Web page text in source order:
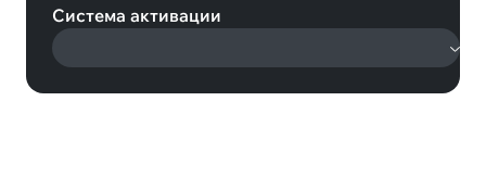
Система активации